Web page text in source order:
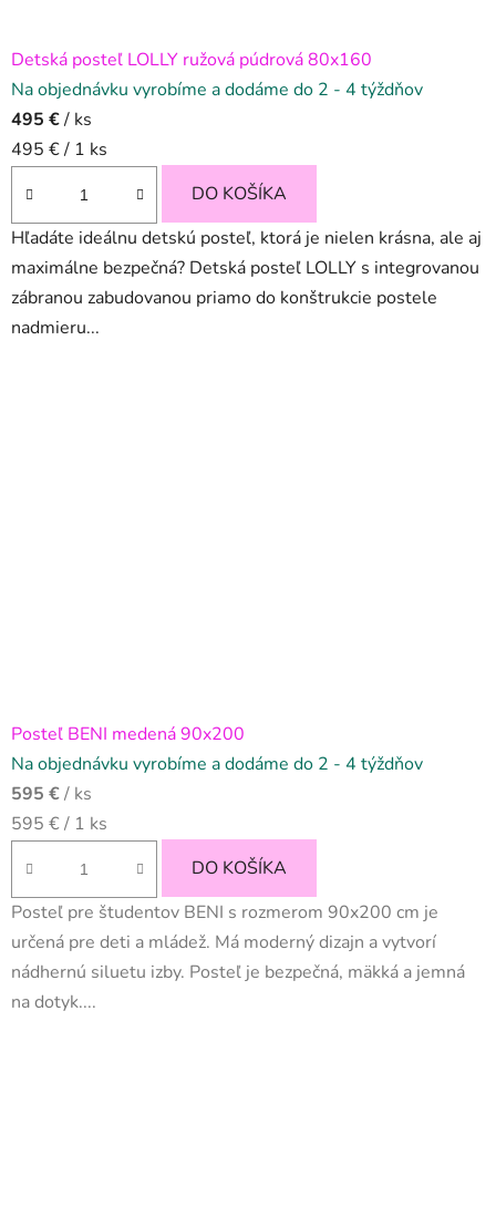
Detská posteľ LOLLY ružová púdrová 80x160
Na objednávku vyrobíme a dodáme do 2 - 4 týždňov
495 €/ ks
Jednotková
495 € / 1 ks
DO KOŠÍKA
Hľadáte ideálnu detskú posteľ, ktorá je nielen krásna, ale aj
maximálne bezpečná? Detská posteľ LOLLY s integrovanou
zábranou zabudovanou priamo do konštrukcie postele
nadmieru...
Posteľ BENI medená 90x200
Na objednávku vyrobíme a dodáme do 2 - 4 týždňov
595 €/ ks
Jednotková
595 € / 1 ks
DO KOŠÍKA
Posteľ pre študentov BENI s rozmerom 90x200 cm je
určená pre deti a mládež. Má moderný dizajn a vytvorí
nádhernú siluetu izby. Posteľ je bezpečná, mäkká a jemná
na dotyk....